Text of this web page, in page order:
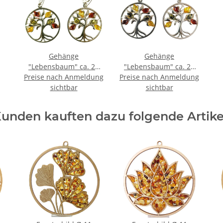
Gehänge
"Lebensbaum" ca. 24
mm, Bernstein, ES, mit
Brisur
Preise nach Anmeldung
sichtbar
Gehänge
"Lebensbaum" ca. 24
mm, Bernstein, ES, zum
Stecken
Preise nach Anmeldung
sichtbar
kauften dazu folgende